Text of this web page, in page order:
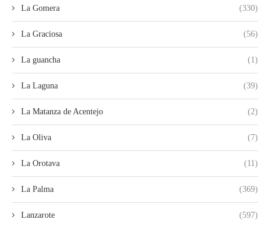
La Gomera (330)
La Graciosa (56)
La guancha (1)
La Laguna (39)
La Matanza de Acentejo (2)
La Oliva (7)
La Orotava (11)
La Palma (369)
Lanzarote (597)